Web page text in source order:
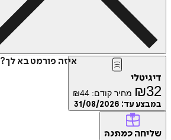
איזה פורמט בא לך?
דיגיטלי
₪32 מחיר קודם: ₪44
במבצע עד: 31/08/2026
שליחה כמתנה